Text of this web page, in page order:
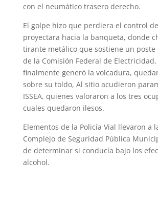
con el neumático trasero derecho.
El golpe hizo que perdiera el control
proyectara hacia la banqueta, donde
tirante metálico que sostiene un poste
de la Comisión Federal de
finalmente generó la volcadura,
sobre su toldo, Al sitio acudieron
ISSEA, quienes valoraron a los tres
cuales quedaron ilesos.
Elementos de la Policía Vial llevaron a
Complejo de Seguridad Pública
de determinar si conducía bajo los
alcohol.